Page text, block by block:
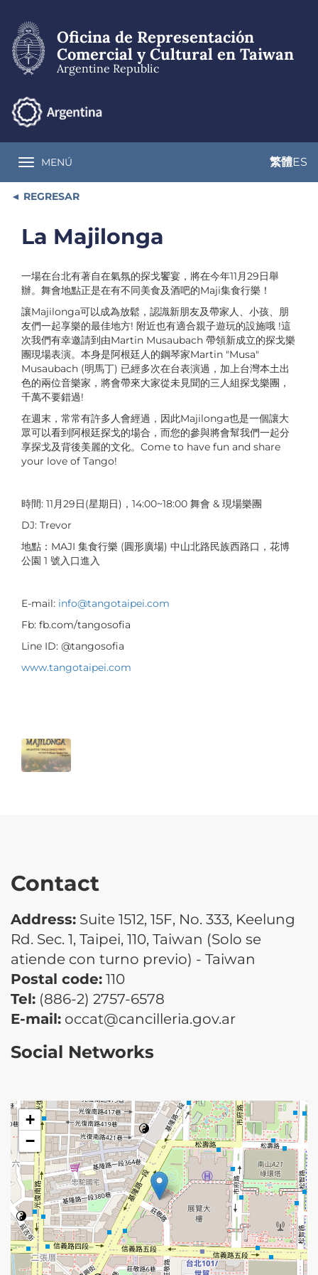
main
content
Oficina de Representación
Comercial y Cultural en Taiwan
Argentine Republic
Toggle navigation
MENÚ 繁體ES
REGRESAR
La Majilonga
一場在台北有著自在氣氛的探戈饗宴，將在今年11月29日舉
辦。舞會地點正是在有不同美食及酒吧的Maji集食行樂！
讓Majilonga可以成為放鬆，認識新朋友及帶家人、小孩、朋
友們一起享樂的最佳地方! 附近也有適合親子遊玩的設施哦 !這
次我們有幸邀請到由Martin Musaubach 帶領新成立的探戈樂
團現場表演。本身是阿根廷人的鋼琴家Martin "Musa"
Musaubach (明馬丁) 已經多次在台表演過，加上台灣本土出
色的兩位音樂家，將會帶來大家從未見聞的三人組探戈樂團，
千萬不要錯過!
在週末，常常有許多人會經過，因此Majilonga也是一個讓大
眾可以看到阿根廷探戈的場合，而您的參與將會幫我們一起分
享探戈及背後美麗的文化。Come to have fun and share
your love of Tango!
時間: 11月29日(星期日)，14:00~18:00 舞會 & 現場樂團
DJ: Trevor
地點：MAJI 集食行樂 (圓形廣場) 中山北路民族西路口，花博
公園 1 號入口進入
E-mail: info@tangotaipei.com
Fb: fb.com/tangosofia
Line ID: @tangosofia
www.tangotaipei.com
Contact
Address: Suite 1512, 15F, No. 333, Keelung
Rd. Sec. 1, Taipei, 110, Taiwan (Solo se
atiende con turno previo) - Taiwan
Postal code: 110
Tel: (886-2) 2757-6578
E-mail: occat@cancilleria.gov.ar
Social Networks
+
−